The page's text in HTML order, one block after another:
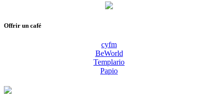
Offrir un café
cyfm
BeWorld
Templario
Papio